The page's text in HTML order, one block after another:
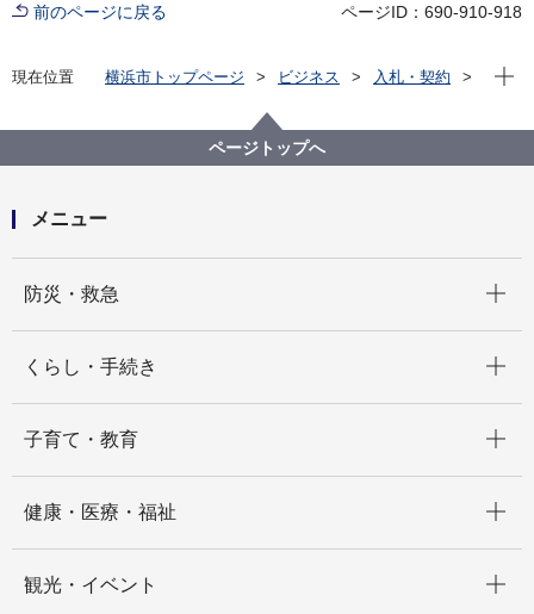
前のページに戻る ページID：690-910-918
現在位置 横浜市トップページ ビジネス
入札・契約
【入札結果掲載】横浜市保育士相談窓口運営業務委託
現在
ページトップへ
メニュー
防災・救急
くらし・手続き
子育て・教育
健康・医療・福祉
観光・イベント